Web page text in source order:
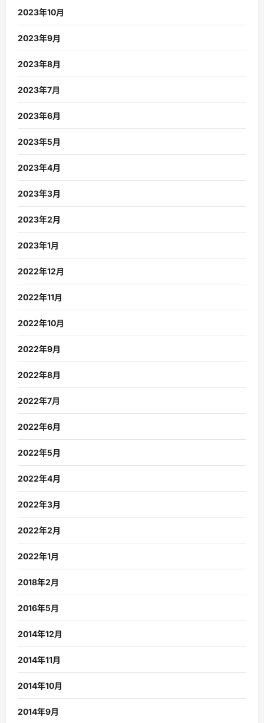
2023年10月
2023年9月
2023年8月
2023年7月
2023年6月
2023年5月
2023年4月
2023年3月
2023年2月
2023年1月
2022年12月
2022年11月
2022年10月
2022年9月
2022年8月
2022年7月
2022年6月
2022年5月
2022年4月
2022年3月
2022年2月
2022年1月
2018年2月
2016年5月
2014年12月
2014年11月
2014年10月
2014年9月